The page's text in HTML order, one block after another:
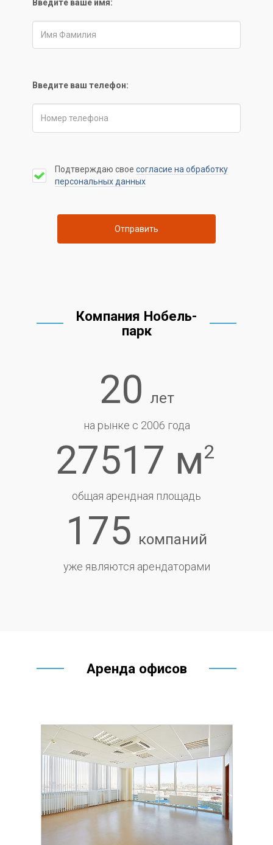
Введите ваше имя:
Введите ваш телефон:
Подтверждаю свое согласие на обработку
персональных данных
Отправить
Компания Нобель-
парк
20 лет
на рынке с 2006 года
27517 м2
общая арендная площадь
175 компаний
уже являются арендаторами
Аренда офисов